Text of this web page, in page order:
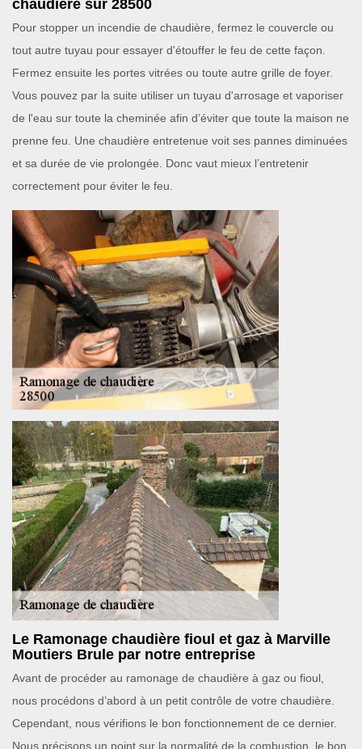
chaudière sur 28500
Pour stopper un incendie de chaudière, fermez le couvercle ou
tout autre tuyau pour essayer d'étouffer le feu de cette façon.
Fermez ensuite les portes vitrées ou toute autre grille de foyer.
Vous pouvez par la suite utiliser un tuyau d'arrosage et vaporiser
de l'eau sur toute la cheminée afin d’éviter que toute la maison ne
prenne feu. Une chaudière entretenue voit ses pannes diminuées
et sa durée de vie prolongée. Donc vaut mieux l’entretenir
correctement pour éviter le feu.
Le Ramonage chaudière fioul et gaz à Marville
Moutiers Brule par notre entreprise
Avant de procéder au ramonage de chaudière à gaz ou fioul,
nous procédons d’abord à un petit contrôle de votre chaudière.
Cependant, nous vérifions le bon fonctionnement de ce dernier.
Nous précisons un point sur la normalité de la combustion, le bon